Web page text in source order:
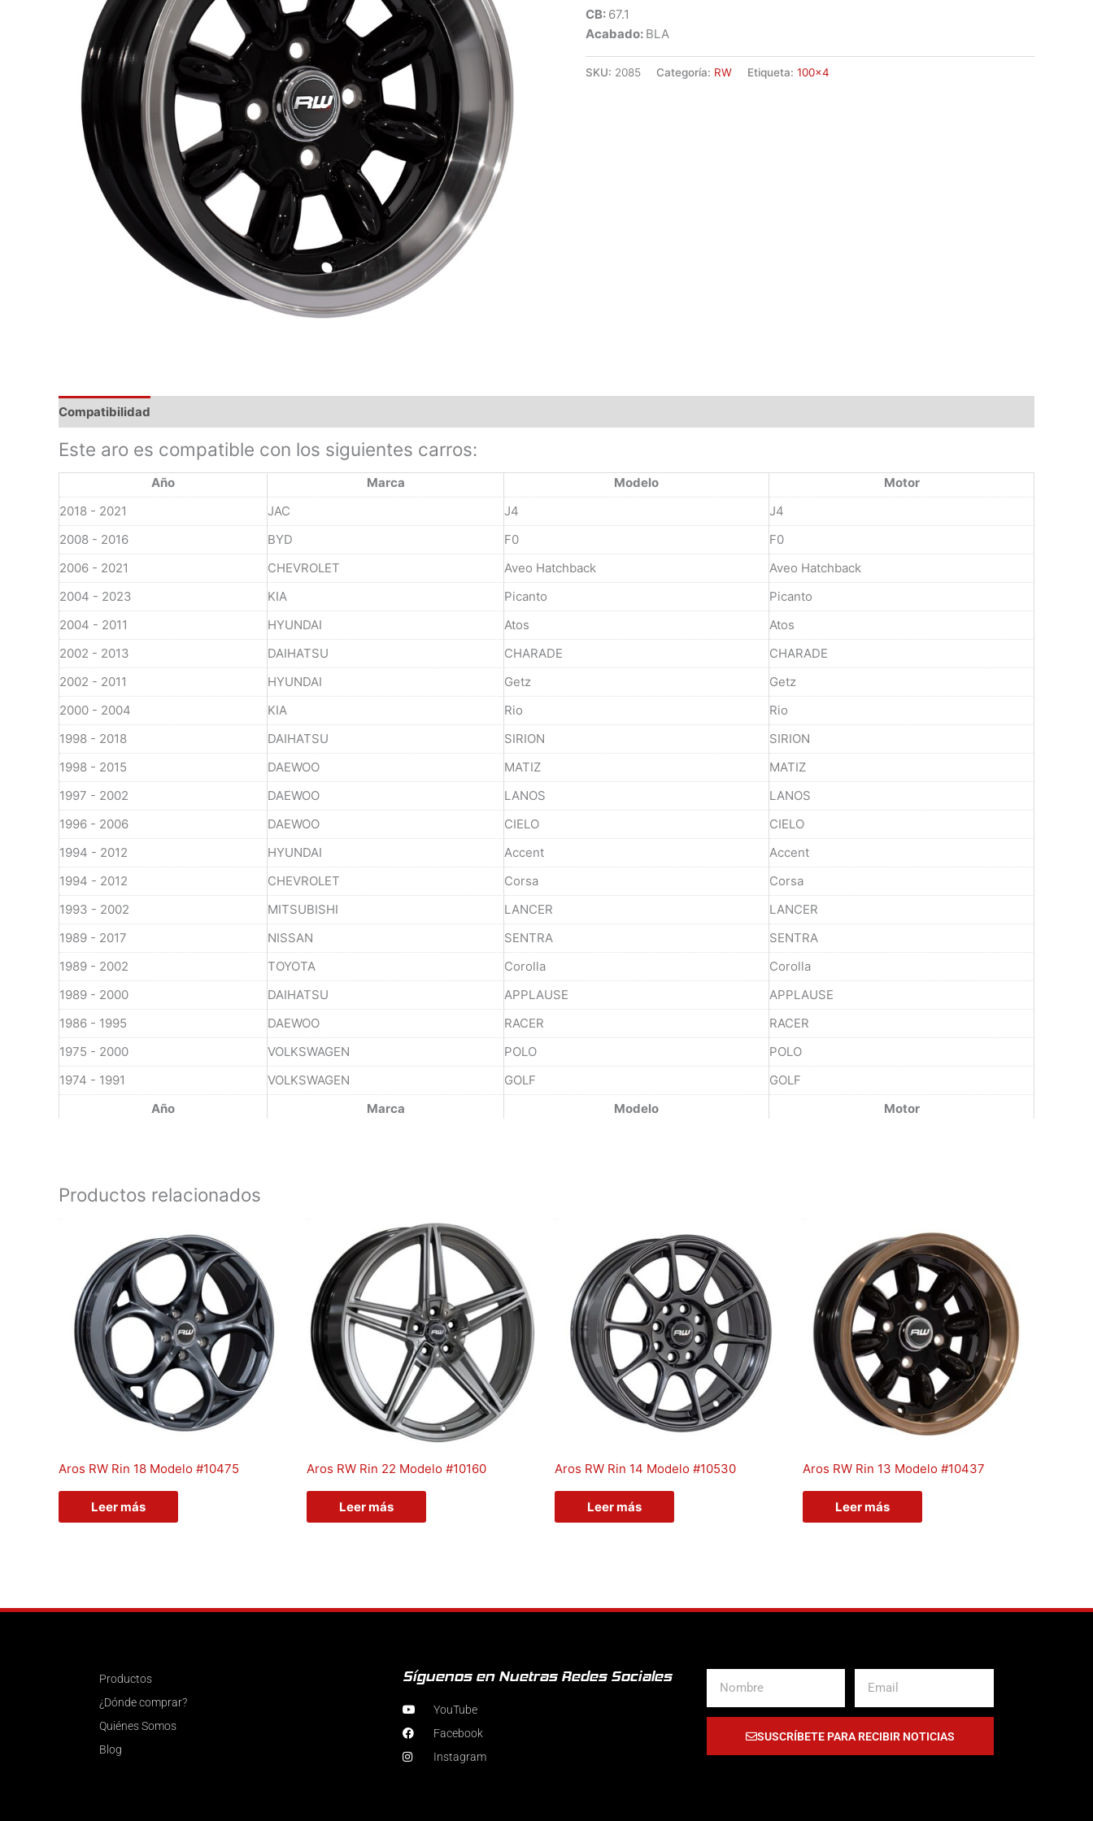
CB: 67.1
Acabado: BLA
SKU: 2085 Categoría: RW Etiqueta: 100x4
Compatibilidad
Este aro es compatible con los siguientes carros:
Año Marca Modelo Motor
Año Marca Modelo Motor
2018 - 2021 JAC J4
J4
2008 - 2016
BYD F0
F0
2006 - 2021
CHEVROLET Aveo Hatchback
Aveo Hatchback
2004 - 2023
KIA Picanto
Picanto
2004 - 2011
HYUNDAI Atos
Atos
2002 - 2013
DAIHATSU CHARADE
CHARADE
2002 - 2011
HYUNDAI Getz
Getz
2000 - 2004
KIA Rio
Rio
1998 - 2018
DAIHATSU SIRION
SIRION
1998 - 2015
DAEWOO MATIZ
MATIZ
1997 - 2002
DAEWOO LANOS
LANOS
1996 - 2006
DAEWOO CIELO
CIELO
1994 - 2012
HYUNDAI Accent
Accent
1994 - 2012
CHEVROLET Corsa
Corsa
1993 - 2002
MITSUBISHI LANCER
LANCER
1989 - 2017
NISSAN SENTRA
SENTRA
1989 - 2002
TOYOTA Corolla
Corolla
1989 - 2000
DAIHATSU APPLAUSE
APPLAUSE
1986 - 1995
DAEWOO RACER
RACER
1975 - 2000
VOLKSWAGEN POLO
POLO
1974 - 1991
VOLKSWAGEN GOLF GOLF
Productos relacionados
Aros RW Rin 18 Modelo #10475
Leer más
Aros RW Rin 22 Modelo #10160
Leer más
Aros RW Rin 14 Modelo #10530
Leer más
Aros RW Rin 13 Modelo #10437
Leer más
Productos
¿Dónde comprar?
Quiénes Somos
Blog
Síguenos en Nuetras Redes Sociales
YouTube
Facebook
Instagram
SUSCRÍBETE PARA RECIBIR NOTICIAS